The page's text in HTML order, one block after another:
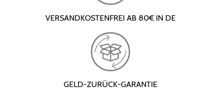
VERSANDKOSTENFREI AB 80€ IN DE
GELD-ZURÜCK-GARANTIE